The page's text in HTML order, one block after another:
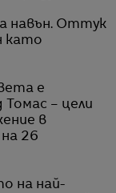
навън. Оттук
като
е
– цели
в
26
на най-